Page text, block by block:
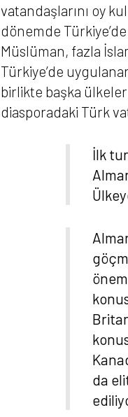
vatandaşlarını oy
dönemde
Müslüman, fazla
Türkiye’de
birlikte başka
diasporadaki Türk
İlk
da